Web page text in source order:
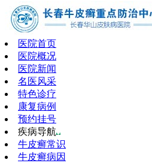
医院首页
医院概况
医院新闻
名医风采
特色诊疗
康复病例
预约挂号
疾病导航
牛皮癣常识
牛皮癣病因